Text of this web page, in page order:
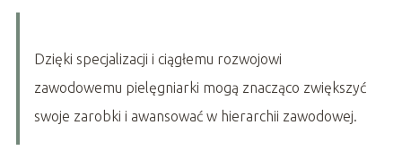
Dzięki specjalizacji i ciągłemu rozwojowi
zawodowemu pielęgniarki mogą znacząco zwiększyć
swoje zarobki i awansować w hierarchii zawodowej.